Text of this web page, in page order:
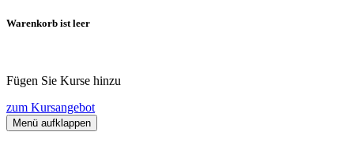
Warenkorb ist leer
Fügen Sie Kurse hinzu
zum Kursangebot
Menü aufklappen